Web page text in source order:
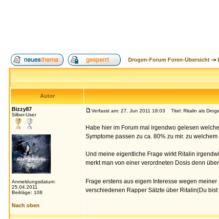
Drogen-Forum Foren-Übersicht ->
Autor
Bizzy87
Silber-User
Anmeldungsdatum:
25.04.2011
Beiträge: 108
Verfasst am: 27. Jun 2011 18:03 Titel: Ritalin als
Habe hier im Forum mal irgendwo gelesen
Symptome passen zu ca. 80% zu mir. zu
Und meine eigentliche Frage wirkt Ritalin
merkt man von einer verordneten Dosis denn
Frage erstens aus eigem Interesse wegen
verschiedenen Rapper Sätzte über Ritalin(Du
Nach oben
BMI-Rechner
Alkoholfreie Cocktails